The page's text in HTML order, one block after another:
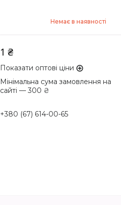
Немає в наявності
1 ₴
Показати оптові ціни
Мінімальна сума замовлення на
сайті — 300 ₴
+380 (67) 614-00-65